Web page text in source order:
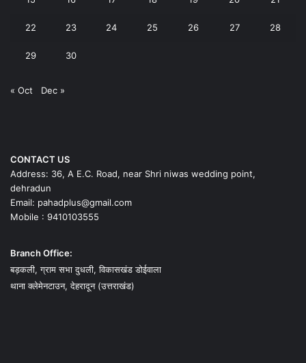
22 23 24 25 26 27 28
29 30
« Oct Dec »
CONTACT US
Address: 36, A E.C. Road, near Shri niwas wedding point,
dehradun
Email: pahadplus@gmail.com
Mobile : 9410103555
Branch Office:
बड़कली, ग्राम सभा दुधली, विकासखंड डोईवाला
थाना क्लेमेनटाउन, देहरादून (उत्तराखंड)